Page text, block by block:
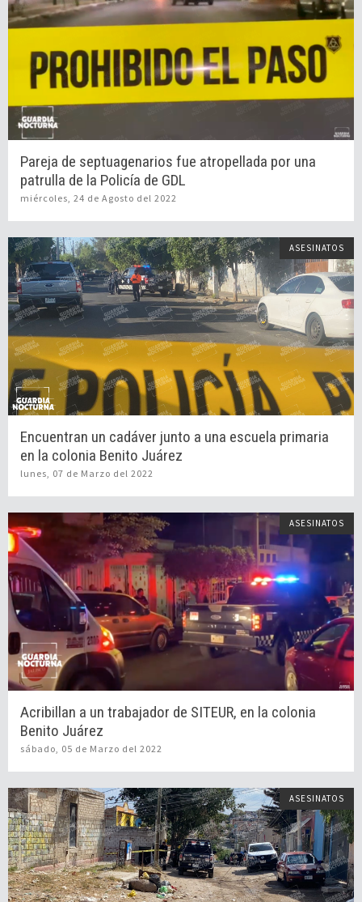
Pareja de septuagenarios fue atropellada por una
patrulla de la Policía de GDL
miércoles, 24 de Agosto del 2022
ASESINATOS
Encuentran un cadáver junto a una escuela primaria
en la colonia Benito Juárez
lunes, 07 de Marzo del 2022
ASESINATOS
Acribillan a un trabajador de SITEUR, en la colonia
Benito Juárez
sábado, 05 de Marzo del 2022
ASESINATOS